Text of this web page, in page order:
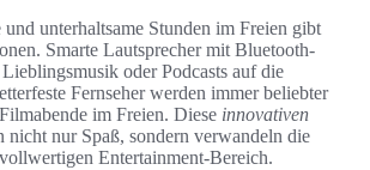
und unterhaltsame Stunden im Freien gibt
Smarte Lautsprecher mit Bluetooth-
oder Podcasts auf die
Fernseher werden immer beliebter
im Freien. Diese innovativen
nicht nur Spaß, sondern verwandeln die
Entertainment-Bereich.